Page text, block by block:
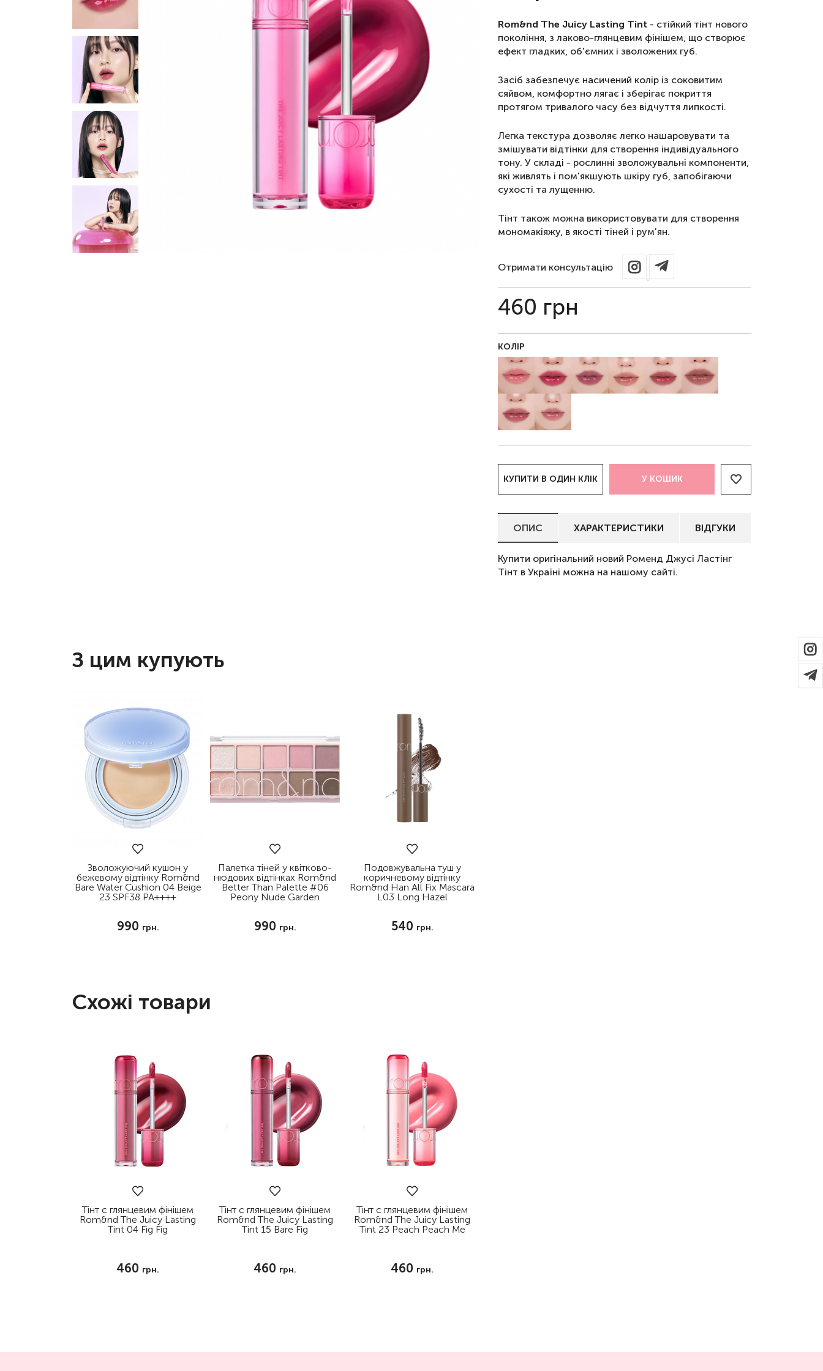
Rom&nd The Juicy Lasting Tint - стійкий тінт нового
покоління, з лаково-глянцевим фінішем, що створює
ефект гладких, об'ємних і зволожених губ.
Засіб забезпечує насичений колір із соковитим
сяйвом, комфортно лягає і зберігає покриття
протягом тривалого часу без відчуття липкості.
Легка текстура дозволяє легко нашаровувати та
змішувати відтінки для створення індивідуального
тону. У складі - рослинні зволожувальні компоненти,
які живлять і пом'якшують шкіру губ, запобігаючи
сухості та лущенню.
Тінт також можна використовувати для створення
мономакіяжу, в якості тіней і рум'ян.
Отримати консультацію
460 грн
КОЛІР
КУПИТИ В ОДИН КЛІК У КОШИК
ОПИС ХАРАКТЕРИСТИКИ ВІДГУКИ
Купити оригінальний новий Роменд Джусі Ластінг
Тінт в Україні можна на нашому сайті.
З цим купують
Зволожуючий кушон у
бежевому відтінку Rom&nd
Bare Water Cushion 04 Beige
23 SPF38 PA++++
990 грн.
Палетка тіней у квітково-
нюдових відтінках Rom&nd
Better Than Palette #06
Peony Nude Garden
990 грн.
Подовжувальна туш у
коричневому відтінку
Rom&nd Han All Fix Mascara
L03 Long Hazel
540 грн.
Схожі товари
Тінт с глянцевим фінішем
Rom&nd The Juicy Lasting
Tint 04 Fig Fig
460 грн.
Тінт с глянцевим фінішем
Rom&nd The Juicy Lasting
Tint 15 Bare Fig
460 грн.
Тінт с глянцевим фінішем
Rom&nd The Juicy Lasting
Tint 23 Peach Peach Me
460 грн.